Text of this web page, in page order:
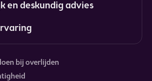
en deskundig advies
bij overlijden